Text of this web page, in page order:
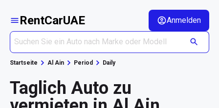
RentCarUAE Anmelden
Startseite Al Ain Period Daily
Taglich Auto zu